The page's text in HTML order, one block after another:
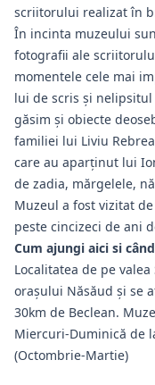
scriitorului realizat în
În incinta muzeului
fotografii ale
momentele cele mai
lui de scris şi
găsim și obiecte
familiei lui Liviu
care au aparţinut lui
de zadia, mărgelele,
Muzeul a fost vizitat
peste cincizeci de ani
Cum ajungi aici si
Localitatea de pe
orașului Năsăud și se
30km de Beclean.
Miercuri-Duminică de
(Octombrie-Martie)